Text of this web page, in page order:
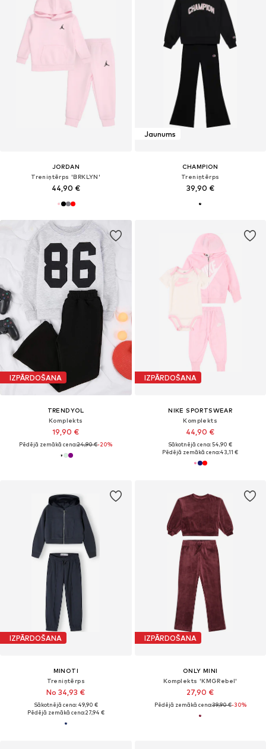
JORDAN
Treniņtērps 'BRKLYN'
44,90 €
Jaunums
CHAMPION
Treniņtērps
39,90 €
IZPĀRDOŠANA
TRENDYOL
Komplekts
19,90 €
Pēdējā zemākā cena:24,90 €-20%
IZPĀRDOŠANA
NIKE SPORTSWEAR
Komplekts
44,90 €
Sākotnējā cena: 54,90 €
Pēdējā zemākā cena:43,11 €
IZPĀRDOŠANA
MINOTI
Treniņtērps
No 34,93 €
Sākotnējā cena: 49,90 €
Pēdējā zemākā cena:27,94 €
IZPĀRDOŠANA
ONLY MINI
Komplekts 'KMGRebel'
27,90 €
Pēdējā zemākā cena:39,90 €-30%